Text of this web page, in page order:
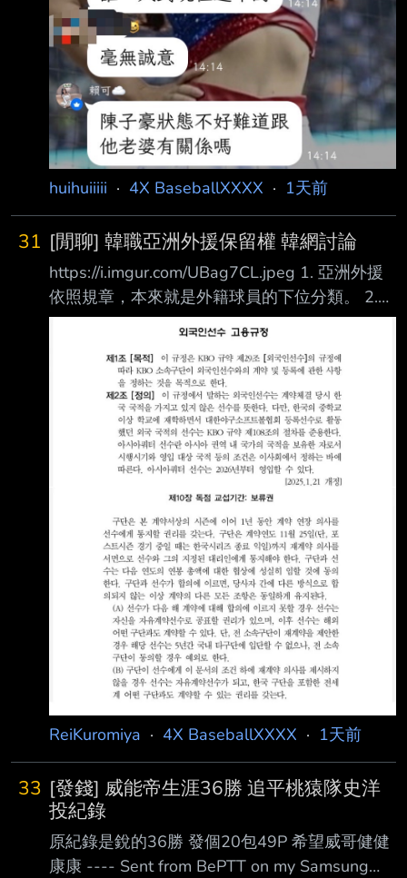
huihuiiiii · 4X BaseballXXXX · 1天前
31 [閒聊] 韓職亞洲外援保留權 韓網討論
https://i.imgur.com/UBag7CL.jpeg 1. 亞洲外援
依照規章，本來就是外籍球員的下位分類。 2.
外籍球員都受到《第10章 保留權》規定的約
球員」。 4. 亞洲外援並不屬於傷兵替代外籍球
員。 5. 保留權規定並沒有區分「亞洲外援保留
權」和「一般外籍球員保留權」。 6. 即使其他
球隊提出正式（一般洋將）合約，只要原球隊行
使保留權，球員 5 年內都不 能轉到其他 KBO 球
隊。 體育新聞 https://i.imgur.com/t4Hc
ReiKuromiya · 4X BaseballXXXX · 1天前
33 [發錢] 威能帝生涯36勝 追平桃猿隊史洋
投紀錄
原紀錄是銳的36勝 發個20包49P 希望威哥健健
康康 ---- Sent from BePTT on my Samsung